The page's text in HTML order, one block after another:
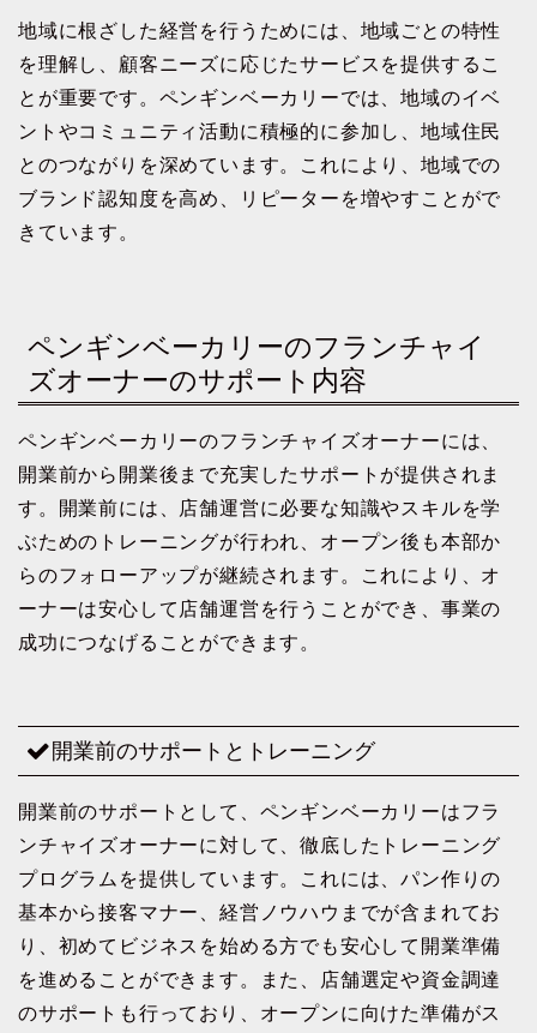
地域に根ざした経営を行うためには、地域ごとの特性
を理解し、顧客ニーズに応じたサービスを提供するこ
とが重要です。ペンギンベーカリーでは、地域のイベ
ントやコミュニティ活動に積極的に参加し、地域住民
とのつながりを深めています。これにより、地域での
ブランド認知度を高め、リピーターを増やすことがで
きています。
ペンギンベーカリーのフランチャイ
ズオーナーのサポート内容
ペンギンベーカリーのフランチャイズオーナーには、
開業前から開業後まで充実したサポートが提供されま
す。開業前には、店舗運営に必要な知識やスキルを学
ぶためのトレーニングが行われ、オープン後も本部か
らのフォローアップが継続されます。これにより、オ
ーナーは安心して店舗運営を行うことができ、事業の
成功につなげることができます。
開業前のサポートとトレーニング
開業前のサポートとして、ペンギンベーカリーはフラ
ンチャイズオーナーに対して、徹底したトレーニング
プログラムを提供しています。これには、パン作りの
基本から接客マナー、経営ノウハウまでが含まれてお
り、初めてビジネスを始める方でも安心して開業準備
を進めることができます。また、店舗選定や資金調達
のサポートも行っており、オープンに向けた準備がス